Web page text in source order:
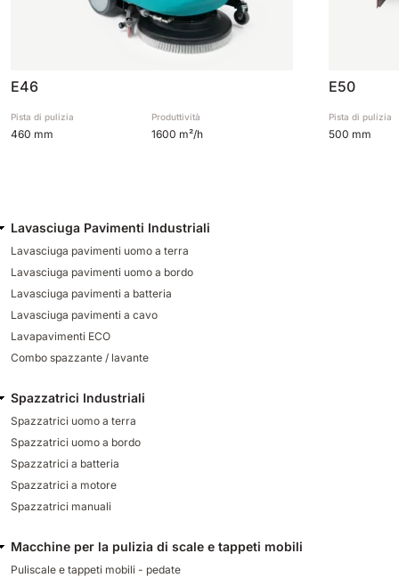
E46
Pista di pulizia
460 mm
Produttività
1600 m²/h
E50
Pista di pulizia
500 mm
Lavasciuga Pavimenti Industriali
Lavasciuga pavimenti uomo a terra
Lavasciuga pavimenti uomo a bordo
Lavasciuga pavimenti a batteria
Lavasciuga pavimenti a cavo
Lavapavimenti ECO
Combo spazzante / lavante
Spazzatrici Industriali
Spazzatrici uomo a terra
Spazzatrici uomo a bordo
Spazzatrici a batteria
Spazzatrici a motore
Spazzatrici manuali
Macchine per la pulizia di scale e tappeti mobili
Puliscale e tappeti mobili - pedate